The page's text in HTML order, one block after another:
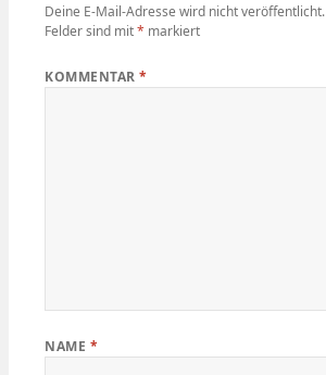
Deine E-Mail-Adresse wird nicht veröffentlicht.
Felder sind mit* markiert
KOMMENTAR*
NAME *